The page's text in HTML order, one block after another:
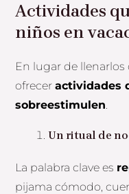
Actividades
niños en
En lugar de llenarlos
ofreceractividades
sobreestimulen.
Un ritual de
La palabra clave es
pijama cómodo,